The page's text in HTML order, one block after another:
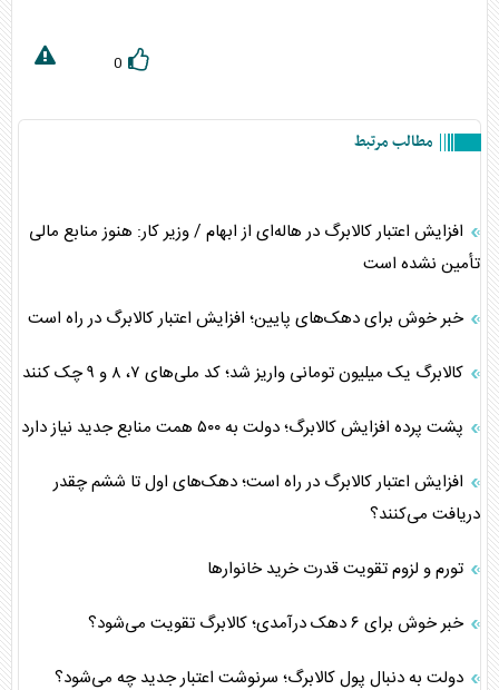
0
مطالب مرتبط
افزایش اعتبار کالابرگ در هاله‌ای از ابهام / وزیر کار: هنوز منابع مالی
تأمین نشده است
خبر خوش برای دهک‌های پایین؛ افزایش اعتبار کالابرگ در راه است
کالابرگ یک میلیون تومانی واریز شد؛ کد ملی‌های ۷، ۸ و ۹ چک کنند
پشت پرده افزایش کالابرگ؛ دولت به ۵۰۰ همت منابع جدید نیاز دارد
افزایش اعتبار کالابرگ در راه است؛ دهک‌های اول تا ششم چقدر
دریافت می‌کنند؟
تورم و لزوم تقویت قدرت خرید خانوارها
خبر خوش برای ۶ دهک درآمدی؛ کالابرگ تقویت می‌شود؟
دولت به دنبال پول کالابرگ؛ سرنوشت اعتبار جدید چه می‌شود؟